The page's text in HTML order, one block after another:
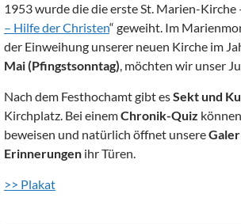
1953 wurde die die erste St. Marien-Kirche
– Hilfe der Christen“ geweiht. Im
der Einweihung unserer neuen Kirche im
Mai (Pfingstsonntag), möchten wir unser
Nach dem Festhochamt gibt esSekt und
Kirchplatz. Bei einemChronik-Quiz
beweisen und natürlich öffnet unsere
Erinnerungen ihr Türen.
>> Plakat